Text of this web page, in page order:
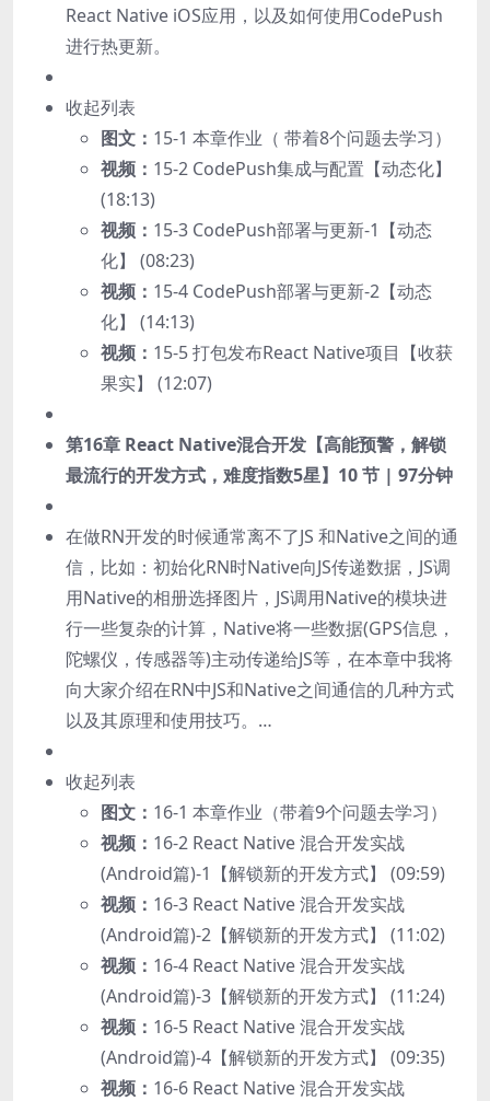
React Native iOS应用，以及如何使用CodePush
进行热更新。
收起列表
图文： 15-1 本章作业（ 带着8个问题去学习）
视频： 15-2 CodePush集成与配置【动态化】
(18:13)
视频： 15-3 CodePush部署与更新-1【动态
化】 (08:23)
视频： 15-4 CodePush部署与更新-2【动态
化】 (14:13)
视频： 15-5 打包发布React Native项目【收获
果实】 (12:07)
第16章 React Native混合开发【高能预警，解锁
最流行的开发方式，难度指数5星】 10 节 | 97分钟
在做RN开发的时候通常离不了JS 和Native之间的通
信，比如：初始化RN时Native向JS传递数据，JS调
用Native的相册选择图片，JS调用Native的模块进
行一些复杂的计算，Native将一些数据(GPS信息，
陀螺仪，传感器等)主动传递给JS等，在本章中我将
向大家介绍在RN中JS和Native之间通信的几种方式
以及其原理和使用技巧。…
收起列表
图文： 16-1 本章作业（带着9个问题去学习）
视频： 16-2 React Native 混合开发实战
(Android篇)-1【解锁新的开发方式】 (09:59)
视频： 16-3 React Native 混合开发实战
(Android篇)-2【解锁新的开发方式】 (11:02)
视频： 16-4 React Native 混合开发实战
(Android篇)-3【解锁新的开发方式】 (11:24)
视频： 16-5 React Native 混合开发实战
(Android篇)-4【解锁新的开发方式】 (09:35)
视频： 16-6 React Native 混合开发实战